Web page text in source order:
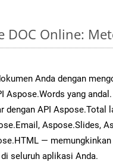
DOC Online:
Anda dengan
Aspose.Words yang
dengan API Aspose.Total
Aspose.Slides,
—
seluruh aplikasi Anda.